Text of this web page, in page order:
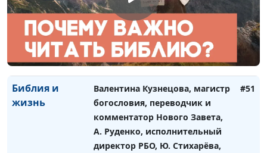
священнослужитель, М. Волгин,
священнослужитель, А. Юнак,
священнослужитель, Р.
Волкославский, доктор
богословия, Н. Гузов
Библия и
жизнь
Валентина Кузнецова, магистр
богословия, переводчик и
комментатор Нового Завета,
А. Руденко, исполнительный
директор РБО, Ю. Стихарёва,
#51